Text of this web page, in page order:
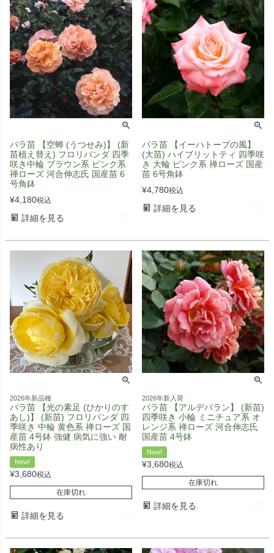
バラ苗 【空蝉 (うつせみ)】 (新
苗植え替え) フロリバンダ 四季
咲き中輪 ブラウン系 ピンク系
禅ローズ 河合伸志氏 国産苗 6
号角鉢
¥4,180税込
詳細を見る
バラ苗 【イーハトーブの風】
(大苗) ハイブリットティ 四季咲
き 大輪 ピンク系 禅ローズ 国産
苗 6号角鉢
¥4,780税込
詳細を見る
2026年新品種
バラ苗 【光の素足 (ひかりのす
あし)】 (新苗) フロリバンダ 四
季咲き 中輪 黄色系 禅ローズ 国
産苗 4号鉢 強健 病気に強い 耐
病性あり
New!
¥3,680税込
在庫切れ
詳細を見る
2026年新入荷
バラ苗 【アルデバラン】 (新苗)
四季咲き 小輪 ミニチュア系 オ
レンジ系 禅ローズ 河合伸志氏
国産苗 4号鉢
New!
¥3,680税込
在庫切れ
詳細を見る